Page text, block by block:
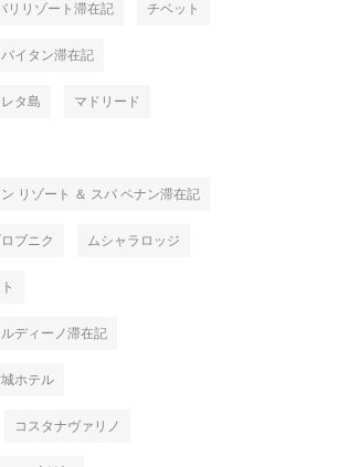
アンダルシア / バレンシア
July 2026
2025
リリゾート滞在記 チベット
イタン滞在記
タ島 マドリード
リゾート ＆ スパ ペナン滞在記
ブニク ムシャラロッジ
ディーノ滞在記
ホテル
コスタナヴァリノ